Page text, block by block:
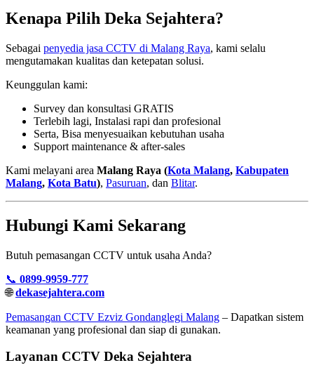
Kenapa Pilih Deka Sejahtera?
Sebagai penyedia jasa CCTV di Malang Raya, kami selalu
mengutamakan kualitas dan ketepatan solusi.
Keunggulan kami:
Survey dan konsultasi GRATIS
Terlebih lagi, Instalasi rapi dan profesional
Serta, Bisa menyesuaikan kebutuhan usaha
Support maintenance & after-sales
Kami melayani area Malang Raya (Kota Malang, Kabupaten
Malang, Kota Batu), Pasuruan, dan Blitar.
Hubungi Kami Sekarang
Butuh pemasangan CCTV untuk usaha Anda?
📞 0899-9959-777
🌐dekasejahtera.com
Pemasangan CCTV Ezviz Gondanglegi Malang – Dapatkan sistem
keamanan yang profesional dan siap di gunakan.
Layanan CCTV Deka Sejahtera